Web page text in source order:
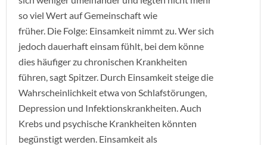
so viel Wert auf Gemeinschaft wie
früher. Die Folge: Einsamkeit nimmt zu. Wer sich
jedoch dauerhaft einsam fühlt, bei dem könne
dies häufiger zu chronischen Krankheiten
führen, sagt Spitzer. Durch Einsamkeit steige die
Wahrscheinlichkeit etwa von Schlafstörungen,
Depression und Infektionskrankheiten. Auch
Krebs und psychische Krankheiten könnten
begünstigt werden. Einsamkeit als